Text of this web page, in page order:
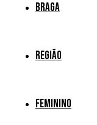
Braga
Região
Feminino